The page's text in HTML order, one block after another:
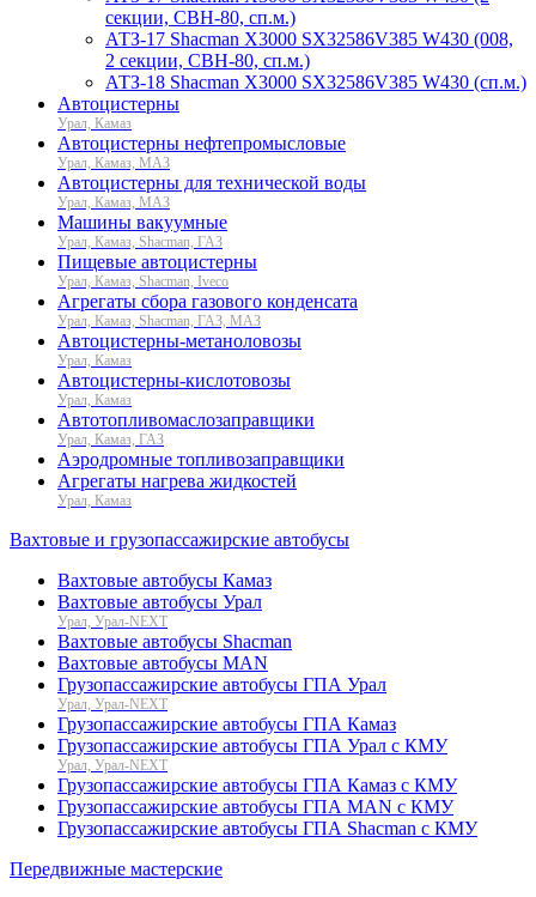
секции, СВН-80, сп.м.)
АТЗ-17 Shacman X3000 SX32586V385 W430 (008,
2 секции, СВН-80, сп.м.)
АТЗ-18 Shacman X3000 SX32586V385 W430 (сп.м.)
Автоцистерны
Урал, Камаз
Автоцистерны нефтепромысловые
Урал, Камаз, МАЗ
Автоцистерны для технической воды
Урал, Камаз, МАЗ
Машины вакуумные
Урал, Камаз, Shacman, ГАЗ
Пищевые автоцистерны
Урал, Камаз, Shacman, Iveco
Агрегаты сбора газового конденсата
Урал, Камаз, Shacman, ГАЗ, МАЗ
Автоцистерны-метаноловозы
Урал, Камаз
Автоцистерны-кислотовозы
Урал, Камаз
Автотопливомаслозаправщики
Урал, Камаз, ГАЗ
Аэродромные топливозаправщики
Агрегаты нагрева жидкостей
Урал, Камаз
Вахтовые и грузопассажирские автобусы
Вахтовые автобусы Камаз
Вахтовые автобусы Урал
Урал, Урал-NEXT
Вахтовые автобусы Shacman
Вахтовые автобусы MAN
Грузопассажирские автобусы ГПА Урал
Урал, Урал-NEXT
Грузопассажирские автобусы ГПА Камаз
Грузопассажирские автобусы ГПА Урал с КМУ
Урал, Урал-NEXT
Грузопассажирские автобусы ГПА Камаз с КМУ
Грузопассажирские автобусы ГПА MAN с КМУ
Грузопассажирские автобусы ГПА Shacman с КМУ
Передвижные мастерские